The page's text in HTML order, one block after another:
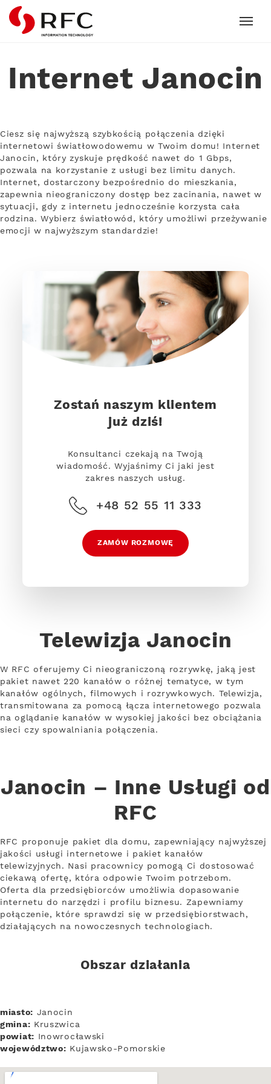
RFC
Internet Janocin
Ciesz się najwyższą szybkością połączenia dzięki
internetowi światłowodowemu w Twoim domu! Internet
Janocin, który zyskuje prędkość nawet do 1 Gbps,
pozwala na korzystanie z usługi bez limitu danych.
Internet, dostarczony bezpośrednio do mieszkania,
zapewnia nieograniczony dostęp bez zacinania, nawet w
sytuacji, gdy z internetu jednocześnie korzysta cała
rodzina. Wybierz światłowód, który umożliwi przeżywanie
emocji w najwyższym standardzie!
Zostań naszym klientem
już dziś!
Konsultanci czekają na Twoją
wiadomość. Wyjaśnimy Ci jaki jest
zakres naszych usług.
+48 52 55 11 333
ZAMÓW ROZMOWĘ
Telewizja Janocin
W RFC oferujemy Ci nieograniczoną rozrywkę, jaką jest
pakiet nawet 220 kanałów o różnej tematyce, w tym
kanałów ogólnych, filmowych i rozrywkowych. Telewizja,
transmitowana za pomocą łącza internetowego pozwala
na oglądanie kanałów w wysokiej jakości bez obciążania
sieci czy spowalniania połączenia.
Janocin – Inne Usługi od
RFC
RFC proponuje pakiet dla domu, zapewniający najwyższej
jakości usługi internetowe i pakiet kanałów
telewizyjnych. Nasi pracownicy pomogą Ci dostosować
ciekawą ofertę, która odpowie Twoim potrzebom.
Oferta dla przedsiębiorców umożliwia dopasowanie
internetu do narzędzi i profilu biznesu. Zapewniamy
połączenie, które sprawdzi się w przedsiębiorstwach,
działających na nowoczesnych technologiach.
Obszar działania
miasto: Janocin
gmina: Kruszwica
powiat: Inowrocławski
województwo: Kujawsko-Pomorskie